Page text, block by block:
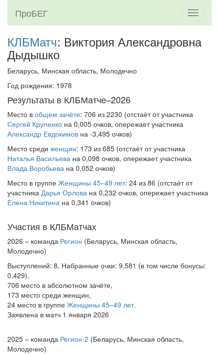
Toggle
ПроБЕГ
КЛБМатч: Виктория Александровна
Дыдышко
Беларусь, Минская область, Молодечно
Год рождения: 1978
Результаты в КЛБМатче–2026
Место в общем зачёте: 706 из 2230 (отстаёт от участника
Сергей Крупенко на 0,005 очков, опережает участника
Александр Евдокимов на -3,495 очков)
Место среди женщин: 173 из 685 (отстаёт от участника
Наталья Васильева на 0,098 очков, опережает участника
Влада Воробьева на 0,052 очков)
Место в группе Женщины 45–49 лет: 24 из 86 (отстаёт от
участника Дарья Орлова на 0,232 очков, опережает участника
Елена Никитина на 0,341 очков)
Участия в КЛБМатчах
2026 – команда Регион (Беларусь, Минская область,
Молодечно)
Выступлений: 8. Набранные очки: 9,581 (в том числе бонусы:
0,429).
706 место в абсолютном зачёте,
173 место среди женщин,
24 место в группе Женщины 45–49 лет.
Заявлена в матч 1 января 2026
2025 – команда Регион-2 (Беларусь, Минская область,
Молодечно)